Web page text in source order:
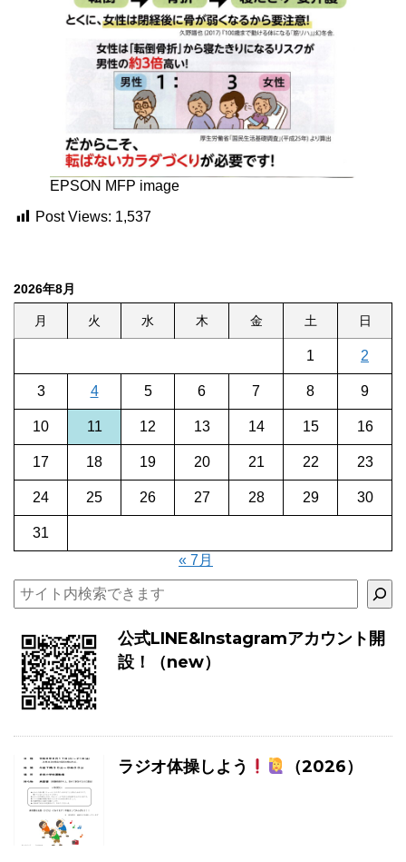
EPSON MFP image
Post Views: 1,537
2026年8月
月 火 水 木 金 土 日
1 2
3 4 5 6 7 8 9
10 11 12 13 14 15 16
17 18 19 20 21 22 23
24 25 26 27 28 29 30
31
« 7月
検索
公式LINE&Instagramアカウント開
設！（new）
ラジオ体操しよう （2026）